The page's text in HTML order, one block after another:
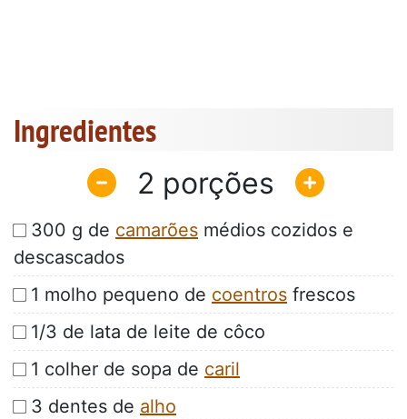
Ingredientes
2
300 g de camarões médios cozidos e
descascados
1 molho pequeno de coentros frescos
1/3 de lata de leite de côco
1 colher de sopa de caril
3 dentes de alho